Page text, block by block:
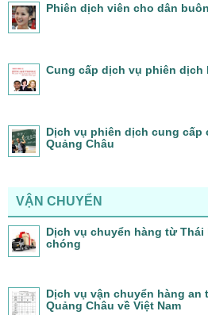
Phiên dịch viên cho dân
Cung cấp dịch vụ phiên dịch
Dịch vụ phiên dịch cung
Quảng Châu
VẬN CHUYỂN
Dịch vụ chuyển hàng từ Thái
chóng
Dịch vụ vận chuyển hàng
Quảng Châu về Việt Nam